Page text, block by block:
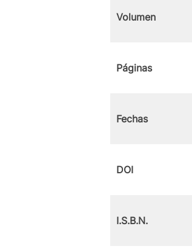
Volumen
Páginas
Fechas
DOI
I.S.B.N.